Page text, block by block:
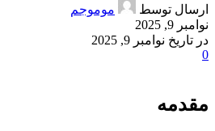
ارسال توسط
موموجم
نوامبر 9, 2025
در تاریخ نوامبر 9, 2025
0
مقدمه